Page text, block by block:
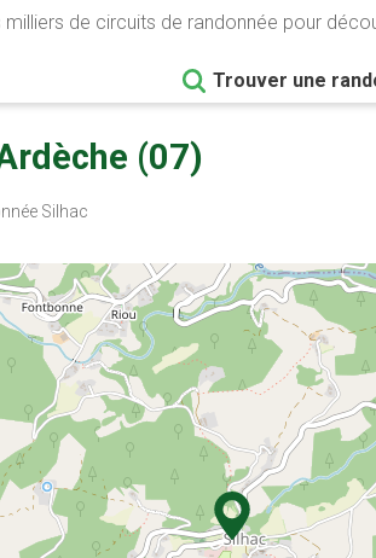
milliers de circuits de randonnée pour
Trouver une
(07)
Silhac